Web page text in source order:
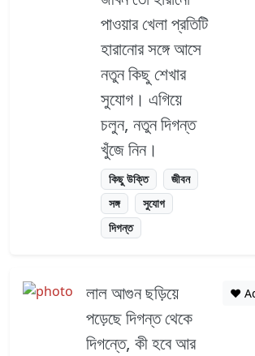
পাওয়ার খেলা প্রতিটি
হারানোর সঙ্গে আসে
নতুন কিছু শেখার
সুযোগ। এগিয়ে
চলুন, নতুন দিগন্ত
খুঁজে নিন।
কিছু উক্তি
জীবন
সঙ্গ
সুযোগ
দিগন্ত
লাল আগুন ছড়িয়ে
পড়েছে দিগন্ত থেকে
দিগন্তে, কী হবে আর
❤️